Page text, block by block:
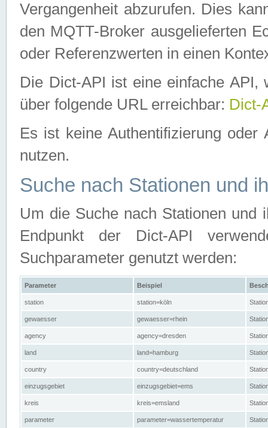
Vergangenheit abzurufen. Dies
den MQTT-Broker ausgelieferten
oder Referenzwerten in einen
Die Dict-API ist eine einfache API,
über folgende URL erreichbar: Dict-
Es ist keine Authentifizierung
nutzen.
Suche nach Stationen und
Um die Suche nach Stationen und
Endpunkt der Dict-API
Suchparameter genutzt werden:
Parameter Beispiel
station station=köln
gewaesser gewaesser=rhein
agency agency=dresden
land land=hamburg
country country=deutschland
einzugsgebiet einzugsgebiet=ems
kreis kreis=emsland
parameter parameter=wassertemperatur